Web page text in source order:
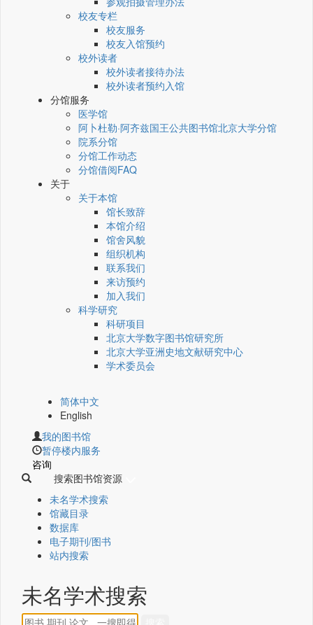
校友专栏
校友服务
校友入馆预约
校外读者
校外读者接待办法
校外读者预约入馆
分馆服务
医学馆
阿卜杜勒·阿齐兹国王公共图书馆北京大学分馆
院系分馆
分馆工作动态
分馆借阅FAQ
关于
关于本馆
馆长致辞
本馆介绍
馆舍风貌
组织机构
联系我们
来访预约
加入我们
科学研究
科研项目
北京大学数字图书馆研究所
北京大学亚洲史地文献研究中心
学术委员会
简体中文
English
我的图书馆
暂停楼内服务
咨询
搜索图书馆资源
未名学术搜索
馆藏目录
数据库
电子期刊/图书
站内搜索
未名学术搜索